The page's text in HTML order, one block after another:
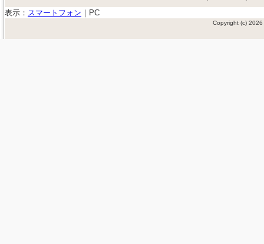
表示： スマートフォン ｜ PC
Copyright (c)